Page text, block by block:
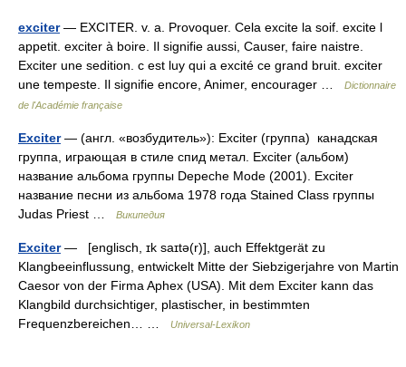
exciter— EXCITER. v. a. Provoquer. Cela excite la soif. excite l
appetit. exciter à boire. Il signifie aussi, Causer, faire naistre.
Exciter une sedition. c est luy qui a excité ce grand bruit. exciter
une tempeste. Il signifie encore, Animer, encourager …
Dictionnaire
de l'Académie française
Exciter— (англ. «возбудитель»): Exciter (группа) канадская
группа, играющая в стиле спид метал. Exciter (альбом)
название альбома группы Depeche Mode (2001). Exciter
название песни из альбома 1978 года Stained Class группы
Judas Priest …
Википедия
Exciter— [englisch, ɪk saɪtə(r)], auch Effektgerät zu
Klangbeeinflussung, entwickelt Mitte der Siebzigerjahre von Martin
Caesor von der Firma Aphex (USA). Mit dem Exciter kann das
Klangbild durchsichtiger, plastischer, in bestimmten
Frequenzbereichen… …
Universal-Lexikon